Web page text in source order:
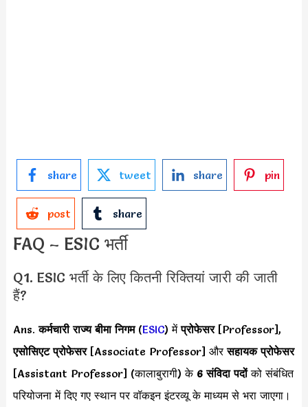
share tweet share pin
post share
FAQ – ESIC भर्ती
Q1. ESIC भर्ती के लिए कितनी रिक्तियां जारी की जाती
हैं?
Ans.कर्मचारी राज्य बीमा निगम(ESIC) मेंप्रोफेसर [Professor],
एसोसिएट प्रोफेसर[Associate Professor] औरसहायक प्रोफेसर
[Assistant Professor] (कालाबुरागी) के 6 संविदा पदोंको संबंधित
परियोजना में दिए गए स्थान पर वॉकइन इंटरव्यू के माध्यम से भरा जाएगा।